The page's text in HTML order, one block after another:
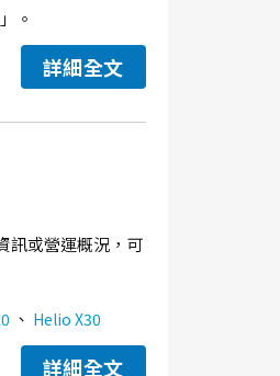
。
詳細全文
訊或營運概況，可
、 Helio X30
詳細全文